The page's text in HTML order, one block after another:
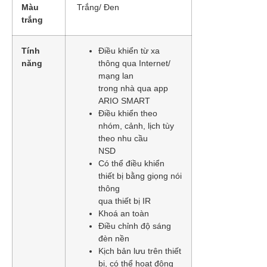
Màu
trắng
Trắng/ Đen
Tính
năng
Điều khiển từ xa
thông qua Internet/
mạng lan
trong nhà qua app
ARIO SMART
Điều khiển theo
nhóm, cảnh, lịch tùy
theo nhu cầu
NSD
Có thể điều khiển
thiết bị bằng giọng nói
thông
qua thiết bị IR
Khoá an toàn
Điều chỉnh độ sáng
đèn nền
Kịch bản lưu trên thiết
bị, có thể hoạt động